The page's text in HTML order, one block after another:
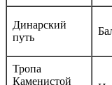
Динарский
путь
Тропа
Каменистой